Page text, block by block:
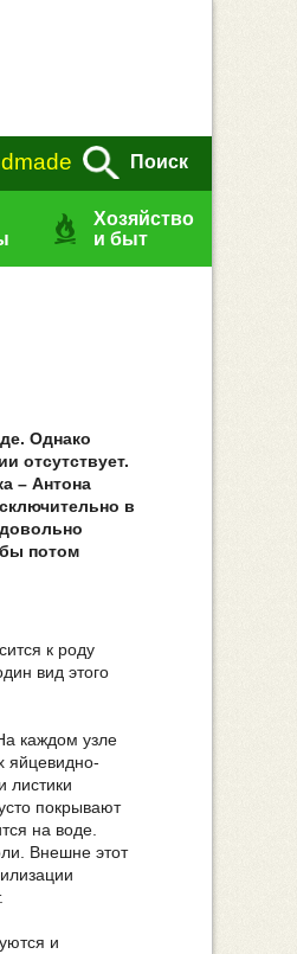
Поиск
Хозяйство
и быт
Однако
отсутствует.
– Антона
в
потом
к роду
вид этого
каждом узле
яйцевидно-
листики
покрывают
на воде.
Внешне этот
и